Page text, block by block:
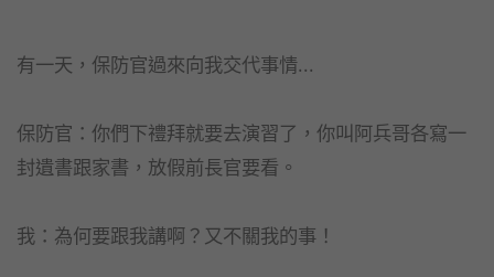
有一天，保防官過來向我交代事情...
保防官：你們下禮拜就要去演習了，你叫阿兵哥各寫一
封遺書跟家書，放假前長官要看。
我：為何要跟我講啊？又不關我的事！